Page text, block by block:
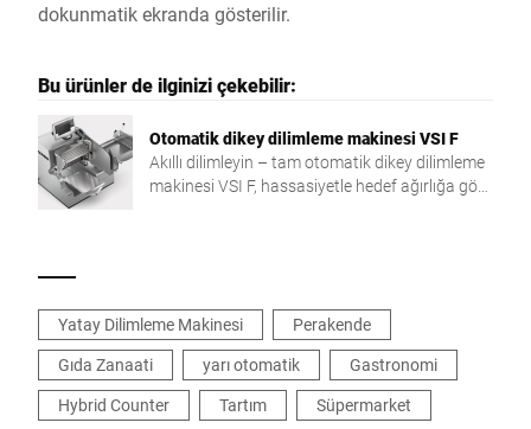
dokunmatik ekranda gösterilir.
Bu ürünler de ilginizi çekebilir:
Otomatik dikey dilimleme makinesi VSI F
Akıllı dilimleyin – tam otomatik dikey dilimleme
makinesi VSI F, hassasiyetle hedef ağırlığa göre
Yatay Dilimleme Makinesi
Perakende
Gıda Zanaati
yarı otomatik
Gastronomi
Hybrid Counter
Tartım
Süpermarket